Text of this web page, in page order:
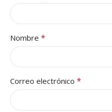
Nombre *
Correo electrónico *